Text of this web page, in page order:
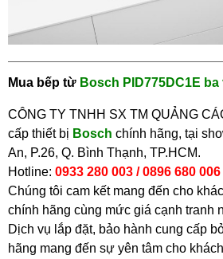
Mua bếp từ Bosch PID775DC1E
CÔNG TY TNHH SX TM QUẢNG
cấp thiết bị Bosch chính hãng, tại
An, P.26, Q. Bình Thạnh, TP.HCM.
Hotline: 0933 280 003 / 0896 680 006
Chúng tôi cam kết mang đến cho
chính hãng cùng mức giá cạnh tranh
Dịch vụ lắp đặt, bảo hành cung cấp
hãng mang đến sự yên tâm cho